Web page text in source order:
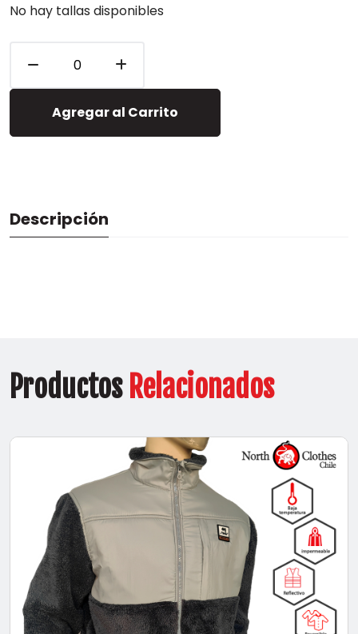
No hay tallas disponibles
Agregar al Carrito
Descripción
Productos Relacionados